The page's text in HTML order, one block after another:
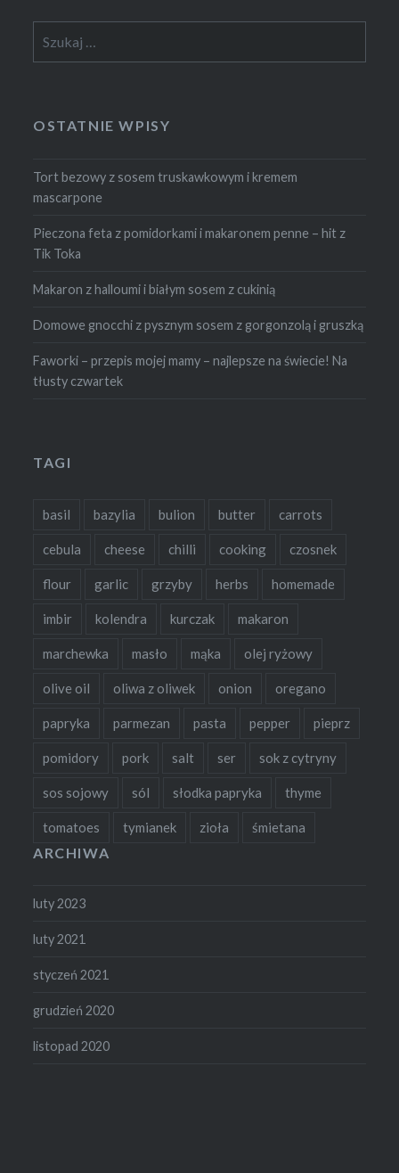
OSTATNIE WPISY
Tort bezowy z sosem truskawkowym i kremem
mascarpone
Pieczona feta z pomidorkami i makaronem penne – hit z
Tik Toka
Makaron z halloumi i białym sosem z cukinią
Domowe gnocchi z pysznym sosem z gorgonzolą i gruszką
Faworki – przepis mojej mamy – najlepsze na świecie! Na
tłusty czwartek
TAGI
basil bazylia bulion butter carrots
cebula cheese chilli cooking czosnek
flour garlic grzyby herbs homemade
imbir kolendra kurczak makaron
marchewka masło mąka olej ryżowy
olive oil oliwa z oliwek onion oregano
papryka parmezan pasta pepper pieprz
pomidory pork salt ser sok z cytryny
sos sojowy sól słodka papryka thyme
tomatoes tymianek zioła śmietana
ARCHIWA
luty 2023
luty 2021
styczeń 2021
grudzień 2020
listopad 2020